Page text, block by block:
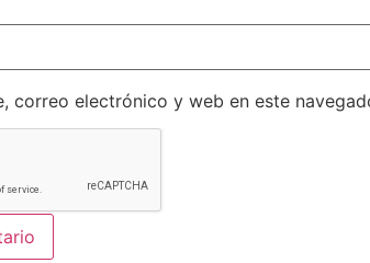
correo electrónico y web en este